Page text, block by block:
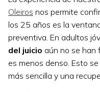
Oleiros nos permite
los 25 años es la
preventiva. En adultos
del juicio aún no se han
es menos denso. Esto
más sencilla y una